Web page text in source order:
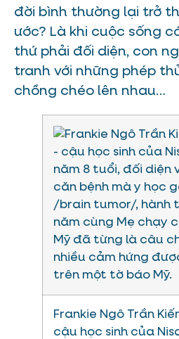
đời bình thường lại trở
ước? Là khi cuộc sống
thứ phải đối diện, con
tranh với những phép
chồng chéo lên nhau…
Frankie Ngô Trần
cậu học sinh của